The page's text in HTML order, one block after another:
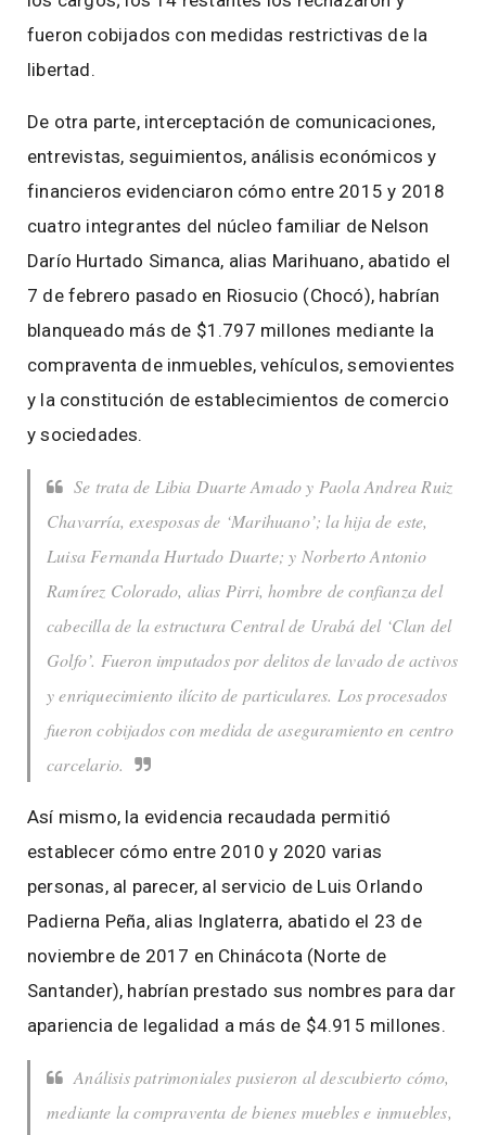
fueron cobijados con medidas restrictivas de la
libertad.
De otra parte, interceptación de comunicaciones,
entrevistas, seguimientos, análisis económicos y
financieros evidenciaron cómo entre 2015 y 2018
cuatro integrantes del núcleo familiar de Nelson
Darío Hurtado Simanca, alias Marihuano, abatido el
7 de febrero pasado en Riosucio (Chocó), habrían
blanqueado más de $1.797 millones mediante la
compraventa de inmuebles, vehículos, semovientes
y la constitución de establecimientos de comercio
y sociedades.
Se trata de Libia Duarte Amado y Paola Andrea Ruiz
Chavarría, exesposas de ‘Marihuano’; la hija de este,
Luisa Fernanda Hurtado Duarte; y Norberto Antonio
Ramírez Colorado, alias Pirri, hombre de confianza del
cabecilla de la estructura Central de Urabá del ‘Clan del
Golfo’. Fueron imputados por delitos de lavado de activos
y enriquecimiento ilícito de particulares. Los procesados
fueron cobijados con medida de aseguramiento en centro
carcelario.
Así mismo, la evidencia recaudada permitió
establecer cómo entre 2010 y 2020 varias
personas, al parecer, al servicio de Luis Orlando
Padierna Peña, alias Inglaterra, abatido el 23 de
noviembre de 2017 en Chinácota (Norte de
Santander), habrían prestado sus nombres para dar
apariencia de legalidad a más de $4.915 millones.
Análisis patrimoniales pusieron al descubierto cómo,
mediante la compraventa de bienes muebles e inmuebles,